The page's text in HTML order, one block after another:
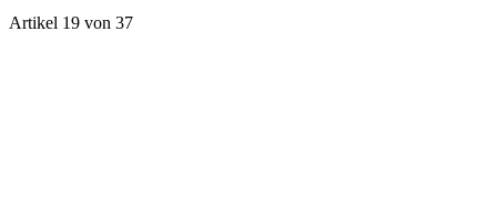
Artikel 19 von 37